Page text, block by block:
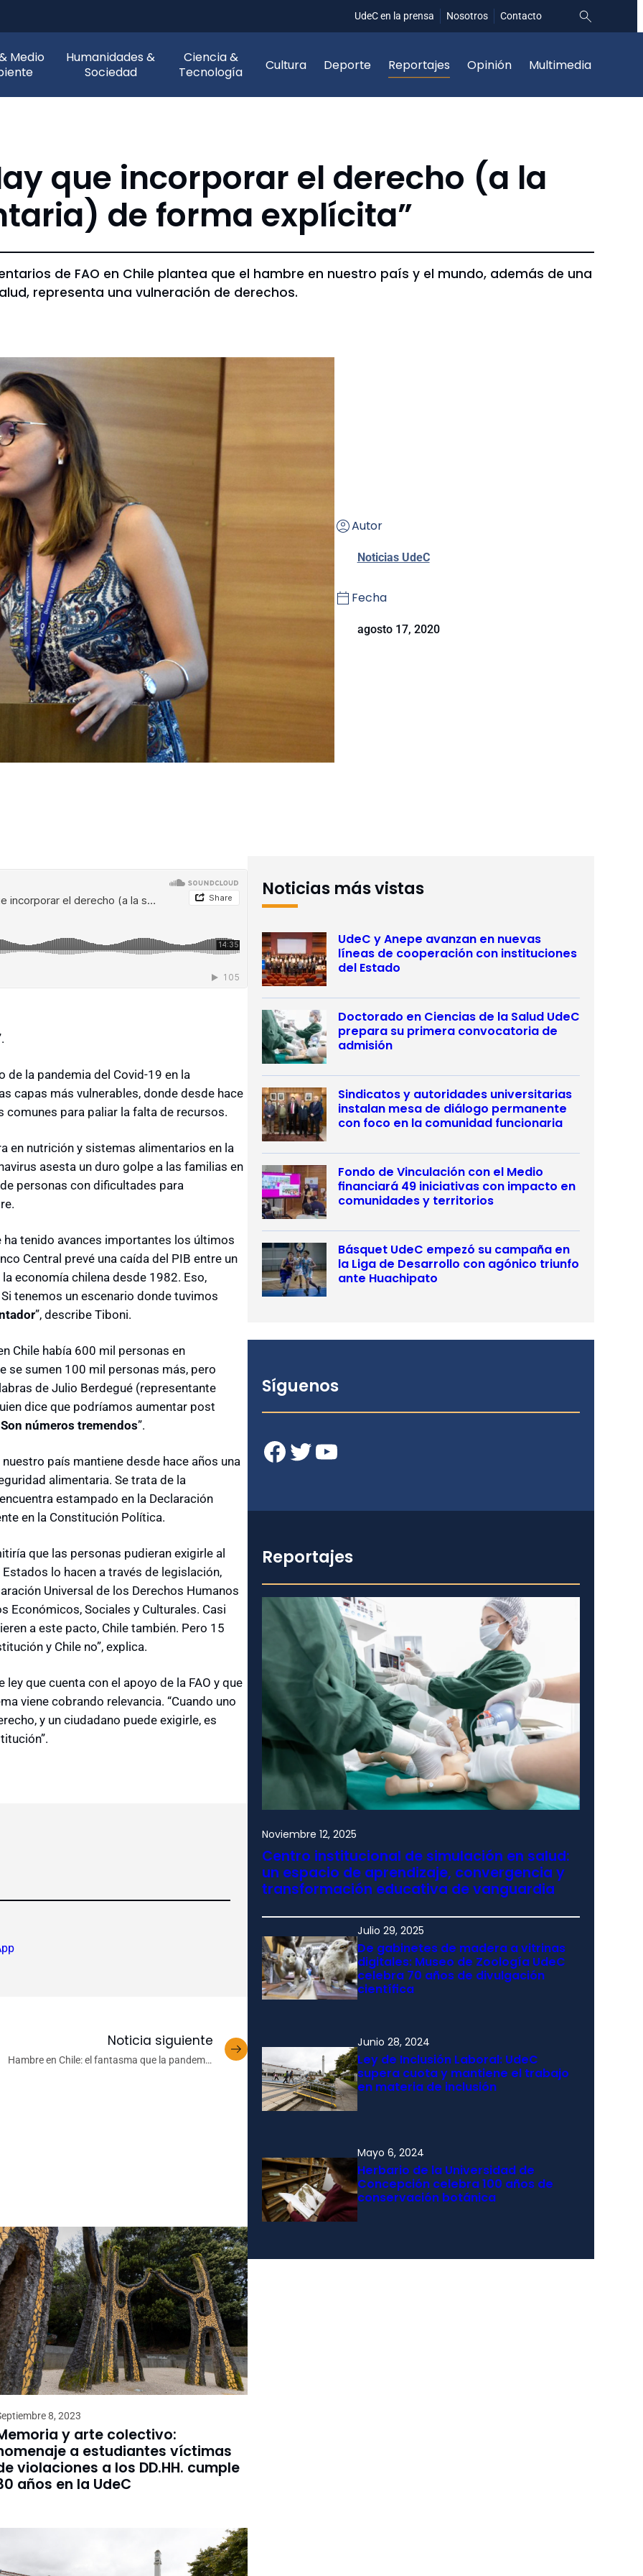
UdeC en la prensa Nosotros Contacto
Medio
Humanidades &
Sociedad
Ciencia &
Tecnología
Cultura Deporte Reportajes Opinión Multimedia
que incorporar el derecho (a la
de forma explícita”
de FAO en Chile plantea que el hambre en nuestro país y el mundo, además de una
representa una vulneración de derechos.
Autor
Noticias UdeC
Fecha
agosto 17, 2020
de la pandemia del Covid-19 en la
capas más vulnerables, donde desde hace
para paliar la falta de recursos.
en nutrición y sistemas alimentarios en la
asesta un duro golpe a las familias en
personas con dificultades para
ha tenido avances importantes los últimos
Central prevé una caída del PIB entre un
economía chilena desde 1982. Eso,
tenemos un escenario donde tuvimos
”, describe Tiboni.
Chile había 600 mil personas en
se sumen 100 mil personas más, pero
de Julio Berdegué (representante
dice que podríamos aumentar post
Son números tremendos”.
país mantiene desde hace años una
alimentaria. Se trata de la
estampado en la Declaración
en la Constitución Política.
que las personas pudieran exigirle al
lo hacen a través de legislación,
Universal de los Derechos Humanos
Económicos, Sociales y Culturales. Casi
a este pacto, Chile también. Pero 15
y Chile no”, explica.
que cuenta con el apoyo de la FAO y que
viene cobrando relevancia. “Cuando uno
y un ciudadano puede exigirle, es
Noticia siguiente
Hambre en Chile: el fantasma que la pandemia
8, 2023
y arte colectivo:
a estudiantes víctimas
violaciones a los DD.HH. cumple
años en la UdeC
Noticias más vistas
UdeC y Anepe avanzan en nuevas
líneas de cooperación con instituciones
del Estado
Doctorado en Ciencias de la Salud UdeC
prepara su primera convocatoria de
admisión
Sindicatos y autoridades universitarias
instalan mesa de diálogo permanente
con foco en la comunidad funcionaria
Fondo de Vinculación con el Medio
financiará 49 iniciativas con impacto en
comunidades y territorios
Básquet UdeC empezó su campaña en
la Liga de Desarrollo con agónico triunfo
ante Huachipato
Síguenos
Facebook Twitter YouTube
Reportajes
Noviembre 12, 2025
Centro institucional de simulación en salud:
un espacio de aprendizaje, convergencia y
transformación educativa de vanguardia
Julio 29, 2025
De gabinetes de madera a vitrinas
digitales: Museo de Zoología UdeC
celebra 70 años de divulgación
científica
Junio 28, 2024
Ley de Inclusión Laboral: UdeC
supera cuota y mantiene el trabajo
en materia de inclusión
Mayo 6, 2024
Herbario de la Universidad de
Concepción celebra 100 años de
conservación botánica